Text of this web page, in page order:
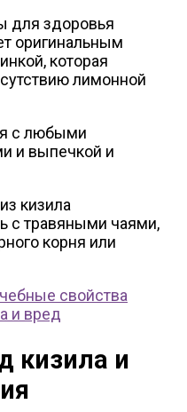
для здоровья
оригинальным
которая
лимонной
с любыми
и выпечкой и
кизила
с травяными чаями,
корня или
свойства
и вред
кизила и